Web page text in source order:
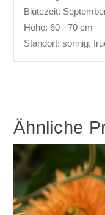
Blütezeit:
Höhe: 60 - 70 cm
Standort: sonnig;
Ähnliche